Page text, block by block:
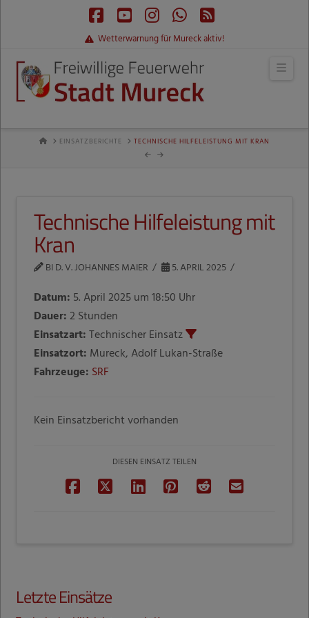
Facebook
YouTube
Instagram
Whatsapp
RSS
Wetterwarnung für Mureck aktiv!
HOMEEINSATZBERICHTE TECHNISCHE HILFELEISTUNG MIT KRAN
Technische Hilfeleistung mit
Kran
BI D. V. JOHANNES MAIER 5. APRIL 2025
Datum: 5. April 2025 um 18:50 Uhr
Dauer:2 Stunden
Einsatzart:Technischer Einsatz
Einsatzort: Mureck, Adolf Lukan-Straße
Fahrzeuge: SRF
Kein Einsatzbericht vorhanden
DIESEN EINSATZ TEILEN
Letzte Einsätze